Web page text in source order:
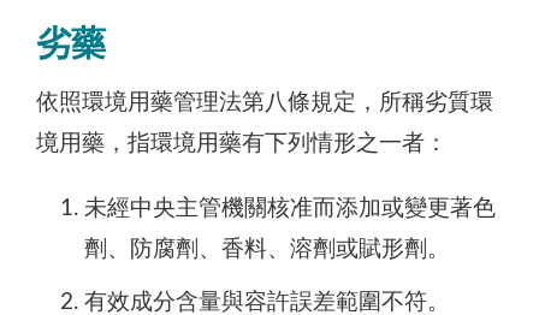
劣藥
依照環境用藥管理法第八條規定，所稱劣質環
境用藥，指環境用藥有下列情形之一者：
未經中央主管機關核准而添加或變更著色
劑、防腐劑、香料、溶劑或賦形劑。
有效成分含量與容許誤差範圍不符。